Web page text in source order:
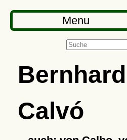
Menu
Calvó